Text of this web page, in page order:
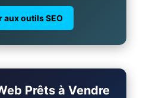
aux outils SEO
Prêts à Vendre